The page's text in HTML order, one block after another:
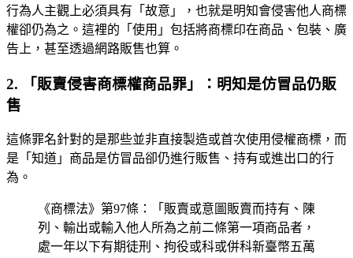
行為人主觀上必須具有「故意」，也就是明知會侵害他人商標
權卻仍為之。這裡的「使用」包括將商標印在商品、包裝、廣
告上，甚至透過網路販售也算。
2. 「販賣侵害商標權商品罪」：明知是仿冒品仍販
售
這條罪名針對的是那些並非直接製造或首次使用侵權商標，而
是「知道」商品是仿冒品卻仍進行販售、持有或進出口的行
為。
《商標法》第97條：「販賣或意圖販賣而持有、陳
列、輸出或輸入他人所為之前二條第一項商品者，
處一年以下有期徒刑、拘役或科或併科新臺幣五萬